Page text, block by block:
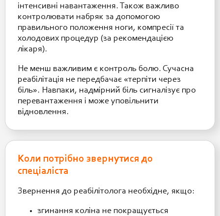
інтенсивні навантаження. Також важливо
контролювати набряк за допомогою
правильного положення ноги, компресії та
холодових процедур (за рекомендацією
лікаря).
Не менш важливим є контроль болю. Сучасна
реабілітація не передбачає «терпіти через
біль». Навпаки, надмірний біль сигналізує про
перевантаження і може уповільнити
відновлення.
Коли потрібно звернутися до
спеціаліста
Звернення до реабілітолога необхідне, якщо:
згинання коліна не покращується